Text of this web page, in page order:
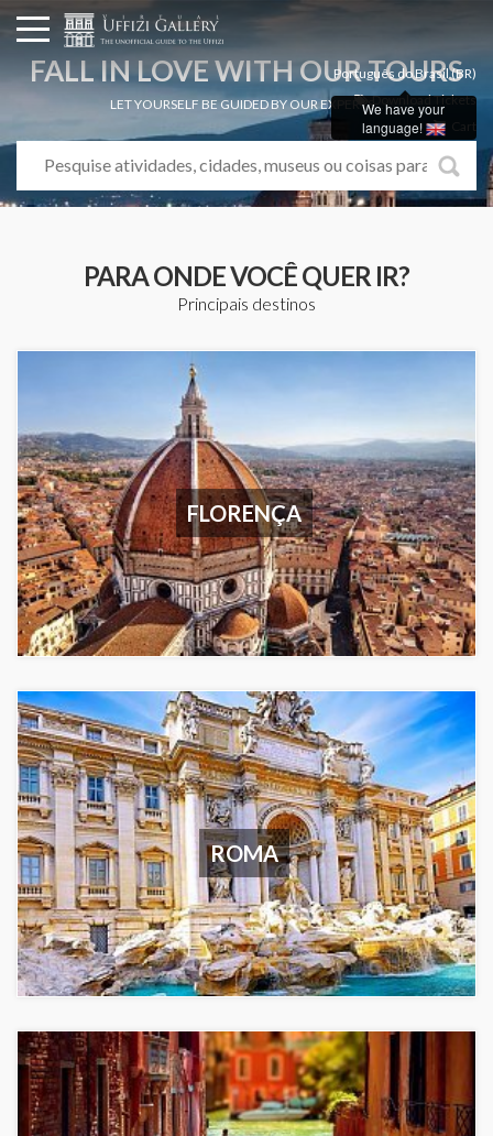
Português do Brasil (BR)
We have your
language!
Download Tickets
FALL IN LOVE WITH OUR TOURS
LET YOURSELF BE GUIDED BY OUR EXPERTS...
PARA ONDE VOCÊ QUER IR?
Principais destinos
FLORENÇA
ROMA